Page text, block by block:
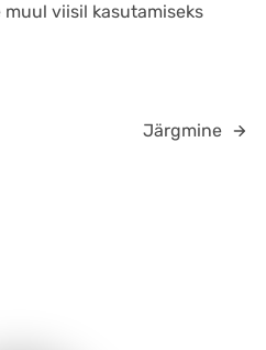
viisil kasutamiseks
Järgmine